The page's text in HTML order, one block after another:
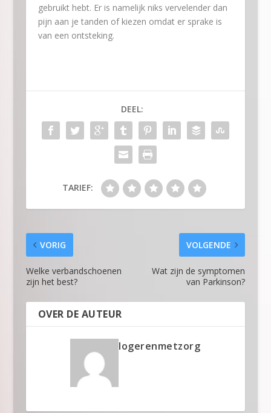
gebruikt hebt. Er is namelijk niks vervelender dan
pijn aan je tanden of kiezen omdat er sprake is
van een ontsteking.
DEEL:
TARIEF:
VORIG
Welke verbandschoenen
zijn het best?
VOLGENDE
Wat zijn de symptomen
van Parkinson?
OVER DE AUTEUR
logerenmetzorg